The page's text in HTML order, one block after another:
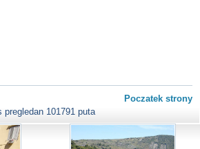
Poczatek strony
pregledan 101791 puta